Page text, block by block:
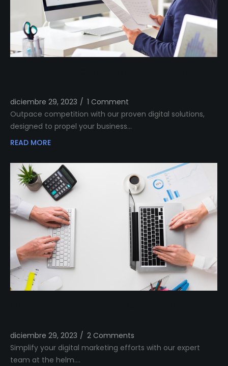
diciembre 29, 2023 / 1 Comment
Outpace competition with our proven digital solutions,
designed to propel your business…
READ MORE
diciembre 29, 2023 / 2 Comments
Simplify your digital marketing efforts with our expert
team at the helm.…